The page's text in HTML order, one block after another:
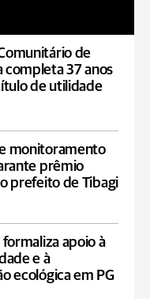
de
completa 37 anos
de utilidade
monitoramento
prêmio
prefeito de Tibagi
apoio à
e à
ecológica em PG